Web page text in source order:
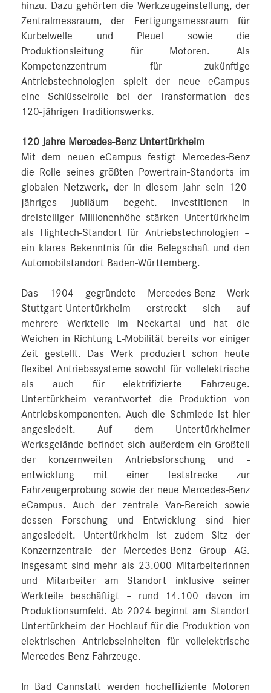
hinzu. Dazu gehörten die Werkzeugeinstellung, der
Zentralmessraum, der Fertigungsmessraum für
Kurbelwelle und Pleuel sowie die
Produktionsleitung für Motoren. Als
Kompetenzzentrum für zukünftige
Antriebstechnologien spielt der neue eCampus
eine Schlüsselrolle bei der Transformation des
120-jährigen Traditionswerks.
120 Jahre Mercedes-Benz Untertürkheim
Mit dem neuen eCampus festigt Mercedes-Benz
die Rolle seines größten Powertrain-Standorts im
globalen Netzwerk, der in diesem Jahr sein 120-
jähriges Jubiläum begeht. Investitionen in
dreistelliger Millionenhöhe stärken Untertürkheim
als Hightech-Standort für Antriebstechnologien –
ein klares Bekenntnis für die Belegschaft und den
Automobilstandort Baden-Württemberg.
Das 1904 gegründete Mercedes-Benz Werk
Stuttgart-Untertürkheim erstreckt sich auf
mehrere Werkteile im Neckartal und hat die
Weichen in Richtung E-Mobilität bereits vor einiger
Zeit gestellt. Das Werk produziert schon heute
flexibel Antriebssysteme sowohl für vollelektrische
als auch für elektrifizierte Fahrzeuge.
Untertürkheim verantwortet die Produktion von
Antriebskomponenten. Auch die Schmiede ist hier
angesiedelt. Auf dem Untertürkheimer
Werksgelände befindet sich außerdem ein Großteil
der konzernweiten Antriebsforschung und -
entwicklung mit einer Teststrecke zur
Fahrzeugerprobung sowie der neue Mercedes‑Benz
eCampus. Auch der zentrale Van-Bereich sowie
dessen Forschung und Entwicklung sind hier
angesiedelt. Untertürkheim ist zudem Sitz der
Konzernzentrale der Mercedes-Benz Group AG.
Insgesamt sind mehr als 23.000 Mitarbeiterinnen
und Mitarbeiter am Standort inklusive seiner
Werkteile beschäftigt – rund 14.100 davon im
Produktionsumfeld. Ab 2024 beginnt am Standort
Untertürkheim der Hochlauf für die Produktion von
elektrischen Antriebseinheiten für vollelektrische
Mercedes-Benz Fahrzeuge.
In Bad Cannstatt werden hocheffiziente Motoren